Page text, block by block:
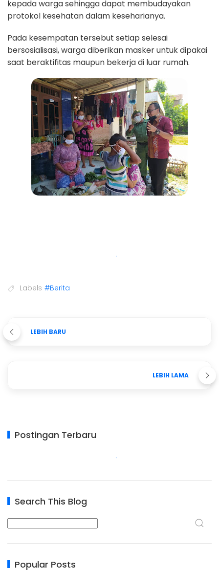
kepada warga sehingga dapat membudayakan
protokol kesehatan dalam keseharianya.
Pada kesempatan tersebut setiap selesai
bersosialisasi, warga diberikan masker untuk dipakai
saat beraktifitas maupun bekerja di luar rumah.
Labels #Berita
LEBIH BARU
LEBIH LAMA
Postingan Terbaru
Search This Blog
Popular Posts